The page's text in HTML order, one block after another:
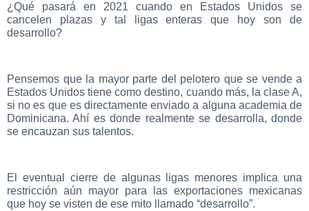
¿Qué pasará en 2021 cuando en Estados Unidos se
cancelen plazas y tal ligas enteras que hoy son de
desarrollo?
Pensemos que la mayor parte del pelotero que se vende a
Estados Unidos tiene como destino, cuando más, la clase A,
si no es que es directamente enviado a alguna academia de
Dominicana. Ahí es donde realmente se desarrolla, donde
se encauzan sus talentos.
El eventual cierre de algunas ligas menores implica una
restricción aún mayor para las exportaciones mexicanas
que hoy se visten de ese mito llamado “desarrollo”.